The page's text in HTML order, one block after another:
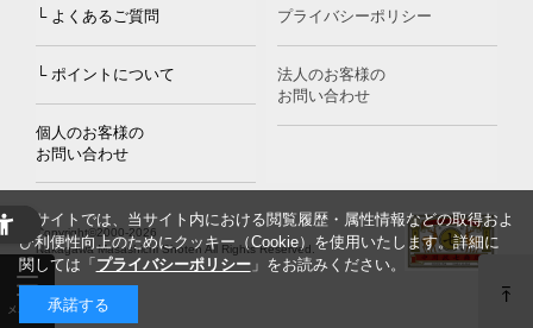
└ よくあるご質問
└ ポイントについて
個人のお客様の
お問い合わせ
プライバシーポリシー
法人のお客様の
お問い合わせ
Copyright©2000-2026
Nakagawa Masashichi Shoten All Rights Reserved.
当サイトでは、当サイト内における閲覧履歴・属性情報などの取得およ
び利便性向上のためにクッキー（Cookie）を使用いたします。詳細に
関しては「 プライバシーポリシー」をお読みください。
承諾する